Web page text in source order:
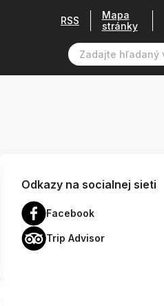
RSS
Mapa
stránky
Odkazy na socialnej sieti
Facebook
Trip Advisor